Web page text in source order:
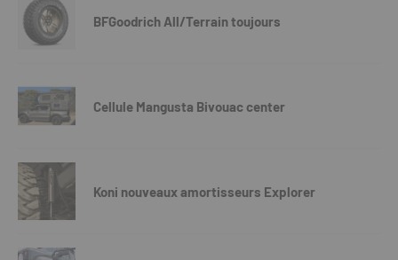
BFGoodrich All/Terrain toujours
Cellule Mangusta Bivouac center
Koni nouveaux amortisseurs Explorer